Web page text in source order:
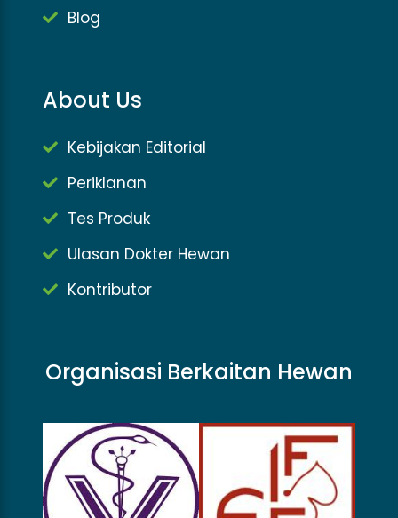
Blog
About Us
Kebijakan Editorial
Periklanan
Tes Produk
Ulasan Dokter Hewan
Kontributor
Organisasi Berkaitan Hewan